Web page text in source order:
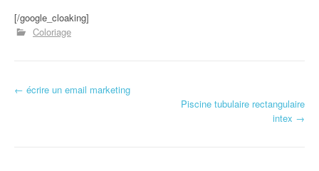
[/google_cloaking]
Coloriage
Navigation d'article
← écrire un email marketing
Piscine tubulaire rectangulaire
intex →